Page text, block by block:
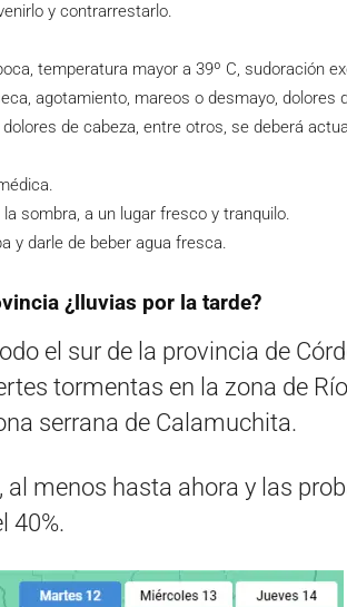
y contrarrestarlo.
temperatura mayor a 39º C, sudoración
agotamiento, mareos o desmayo, dolores
de cabeza, entre otros, se deberá
sombra, a un lugar fresco y tranquilo.
y darle de beber agua fresca.
¿lluvias por la tarde?
el sur de la provincia de
tormentas en la zona de
serrana de Calamuchita.
al menos hasta ahora y las
40%.